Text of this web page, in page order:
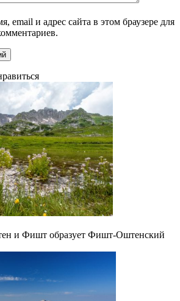
email и адрес сайта в этом браузере для
и Фишт образует Фишт-Оштенский